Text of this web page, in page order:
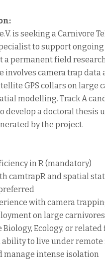
is seeking a Carnivore
to support
a permanent field
involves camera trap data
GPS collars on large
modelling. Track A
develop a doctoral thesis
by the project.
in R (mandatory)
camtrapR and spatial
with camera
on large carnivores
Ecology, or related
to live under remote
manage intense isolation